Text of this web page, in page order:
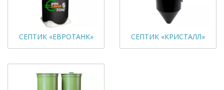
СЕПТИК «ЕВРОТАНК» СЕПТИК «КРИСТАЛЛ»